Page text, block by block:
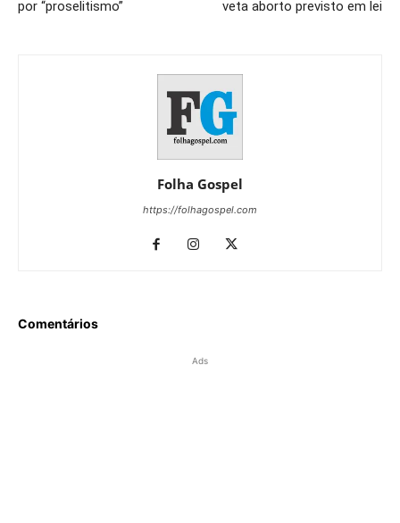
por “proselitismo”
veta aborto previsto em lei
Folha Gospel
https://folhagospel.com
Comentários
Ads